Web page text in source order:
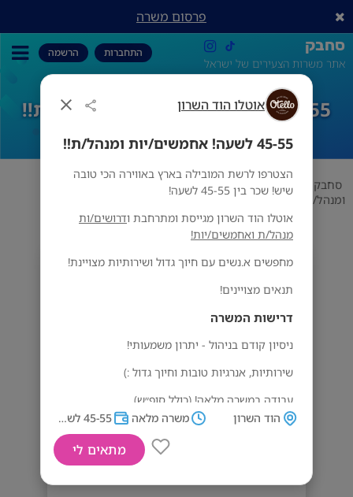
אוטלו הוד השרון
45-55 לשעה! אחמשים/יות ומנהל/ת!!
הצטרפו לרשת המובילה בארץ באווירה הכי טובה
שיש! שכר בין 45-55 לשעה!
אוטלו הוד השרון מגייסת ומתרחבת ודרושים/ות
מנהל/ת ואחמשים/יות!
מחפשים א.נשים עם חיוך גדול ושירותיות מצויינת!
תנאים מצויינים!
דרישות המשרה
ניסיון קודם בניהול - יתרון משמעותי!
שירותיות, אנרגיות טובות וחיוך גדול :)
עבודה במשרה מלאה! (כולל סופ״ש)
הוד השרון
משרה מלאה 45-55 לשעה!
מתאים לי
פרסום משרה
סחבק
אתר משרות הצעירים של ישראל
התחברות הרשמה
45-55 לשעה! אחמשים/יות ומנהל/ת!!
סחבק אוכל אוטלו הוד השרון
ומנהל/ת!!
אוטלו הוד השרון
הוד השרון